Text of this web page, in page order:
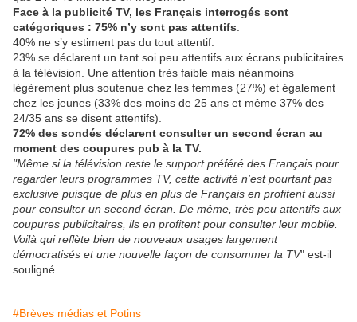
Face à la publicité TV, les Français interrogés sont
catégoriques : 75% n’y sont pas attentifs
40% ne s’y estiment pas du tout attentif.
23% se déclarent un tant soi peu attentifs aux écrans publicitaires
à la télévision. Une attention très faible mais néanmoins
légèrement plus soutenue chez les femmes (27%) et également
chez les jeunes (33% des moins de 25 ans et même 37% des
24/35 ans se disent attentifs).
72% des sondés déclarent consulter un second écran au
moment des coupures pub à la TV.
"Même si la télévision reste le support préféré des Français pour
regarder leurs programmes TV, cette activité n’est pourtant pas
exclusive puisque de plus en plus de Français en profitent aussi
pour consulter un second écran. De même, très peu attentifs aux
coupures publicitaires, ils en profitent pour consulter leur mobile.
Voilà qui reflète bien de nouveaux usages largement
démocratisés et une nouvelle façon de consommer la TV" est-il
souligné.
#Brèves médias et Potins